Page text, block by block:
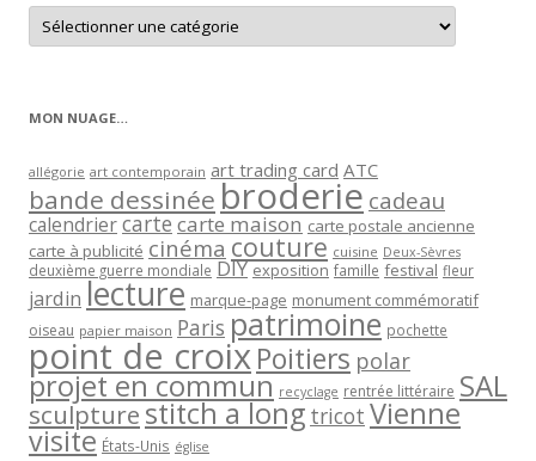
Retrouver
les
articles
MON NUAGE…
allégorie art contemporain art trading card ATC
bande dessinée broderie cadeau
calendriercartecarte maison carte postale ancienne
carte à publicité cinéma couture cuisine Deux-Sèvres
deuxième guerre mondiale DIY exposition famille festival fleur
jardin lecture marque-page monument commémoratif
oiseau papier maison Paris patrimoine pochette
point de croixPoitiers polar
projet en commun recyclage rentrée littéraire SAL
sculpturestitch a long tricot Vienne
visite États-Unis église